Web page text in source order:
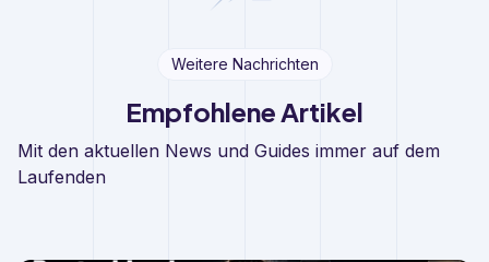
Weitere Nachrichten
Empfohlene Artikel
Mit den aktuellen News und Guides immer auf dem
Laufenden